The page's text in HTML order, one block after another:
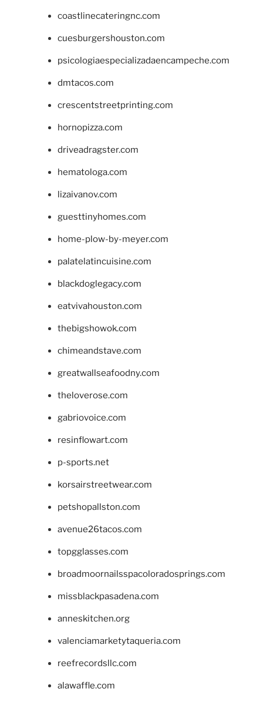
coastlinecateringnc.com
cuesburgershouston.com
psicologiaespecializadaencampeche.com
dmtacos.com
crescentstreetprinting.com
hornopizza.com
driveadragster.com
hematologa.com
lizaivanov.com
guesttinyhomes.com
home-plow-by-meyer.com
palatelatincuisine.com
blackdoglegacy.com
eatvivahouston.com
thebigshowok.com
chimeandstave.com
greatwallseafoodny.com
theloverose.com
gabriovoice.com
resinflowart.com
p-sports.net
korsairstreetwear.com
petshopallston.com
avenue26tacos.com
topgglasses.com
broadmoornailsspacoloradosprings.com
missblackpasadena.com
anneskitchen.org
valenciamarketytaqueria.com
reefrecordsllc.com
alawaffle.com